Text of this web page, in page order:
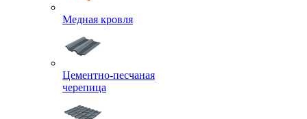
Медная кровля
Цементно-песчаная
черепица